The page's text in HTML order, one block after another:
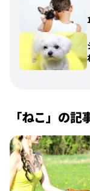
「ねこ」の記